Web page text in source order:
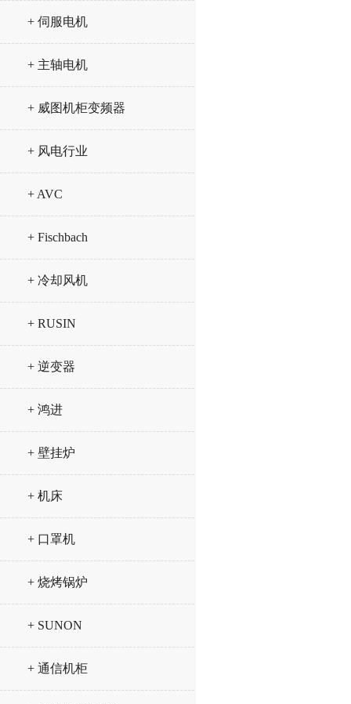
+ 伺服电机
+ 主轴电机
+ 威图机柜变频器
+ 风电行业
+ AVC
+ Fischbach
+ 冷却风机
+ RUSIN
+ 逆变器
+ 鸿进
+ 壁挂炉
+ 机床
+ 口罩机
+ 烧烤锅炉
+ SUNON
+ 通信机柜